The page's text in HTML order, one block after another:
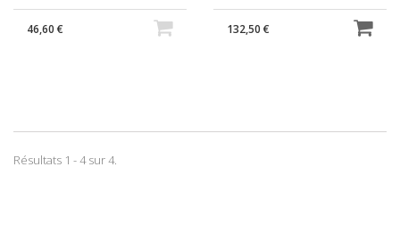
46,60 € 132,50 €
Résultats 1 - 4 sur 4.